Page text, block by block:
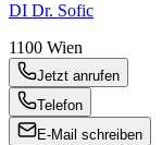
DI Dr. Sofic
1100 Wien
Jetzt anrufen
Telefon
E-Mail schreiben